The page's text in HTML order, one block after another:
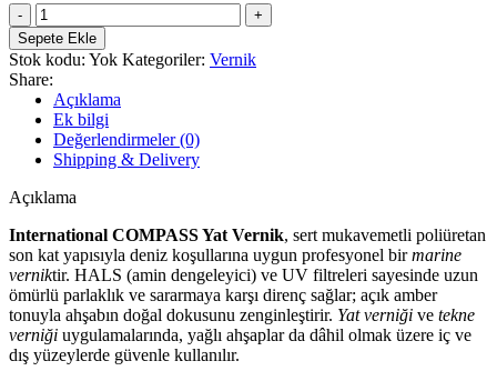
INTERNATIONAL
COMPASS
Vernik
adet
Sepete Ekle
Stok kodu: Yok Kategoriler: Vernik
Share:
Açıklama
Ek bilgi
Değerlendirmeler (0)
Shipping & Delivery
Açıklama
International COMPASS Yat Vernik, sert mukavemetli poliüretan
son kat yapısıyla deniz koşullarına uygun profesyonel birmarine
verniktir. HALS (amin dengeleyici) ve UV filtreleri sayesinde uzun
ömürlü parlaklık ve sararmaya karşı direnç sağlar; açık amber
tonuyla ahşabın doğal dokusunu zenginleştirir. Yat verniği ve tekne
verniği uygulamalarında, yağlı ahşaplar da dâhil olmak üzere iç ve
dış yüzeylerde güvenle kullanılır.